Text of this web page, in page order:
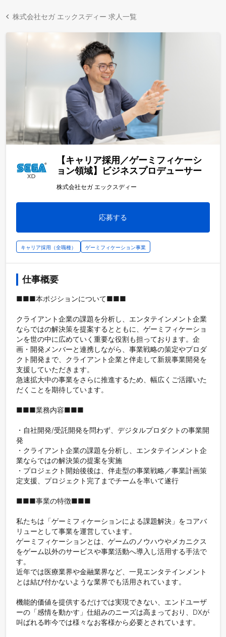
株式会社セガ エックスディー 求人一覧
【キャリア採用／ゲーミフィケーシ
ョン領域】ビジネスプロデューサー
株式会社セガ エックスディー
応募する
キャリア採用（全職種） ゲーミフィケーション事業
仕事概要
■■■本ポジションについて■■■
クライアント企業の課題を分析し、エンタテインメント企業
ならではの解決策を提案するとともに、ゲーミフィケーショ
ンを世の中に広めていく重要な役割も担っております。企
画・開発メンバーと連携しながら、事業戦略の策定やプロダ
クト開発まで、クライアント企業と伴走して新規事業開発を
支援していただきます。
急速拡大中の事業をさらに推進するため、幅広くご活躍いた
だくことを期待しています。
■■■業務内容■■■
・自社開発/受託開発を問わず、デジタルプロダクトの事業開
発
・クライアント企業の課題を分析し、エンタテインメント企
業ならではの解決策の提案を実施
・プロジェクト開始後後は、伴走型の事業戦略／事業計画策
定支援、プロジェクト完了までチームを率いて遂行
■■■事業の特徴■■■
私たちは「ゲーミフィケーションによる課題解決」をコアバ
リューとして事業を運営しています。
ゲーミフィケーションとは、ゲームのノウハウやメカニクス
をゲーム以外のサービスや事業活動へ導入し活用する手法で
す。
近年では医療業界や金融業界など、一見エンタテインメント
とは結び付かないような業界でも活用されています。
機能的価値を提供するだけでは実現できない、エンドユーザ
ーの「感情を動かす」仕組みのニーズは高まっており、DXが
叫ばれる昨今では様々なお客様から必要とされています。